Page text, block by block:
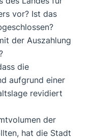
vor? Ist das
der Auszahlung
die
aufgrund einer
revidiert
der
hat die Stadt